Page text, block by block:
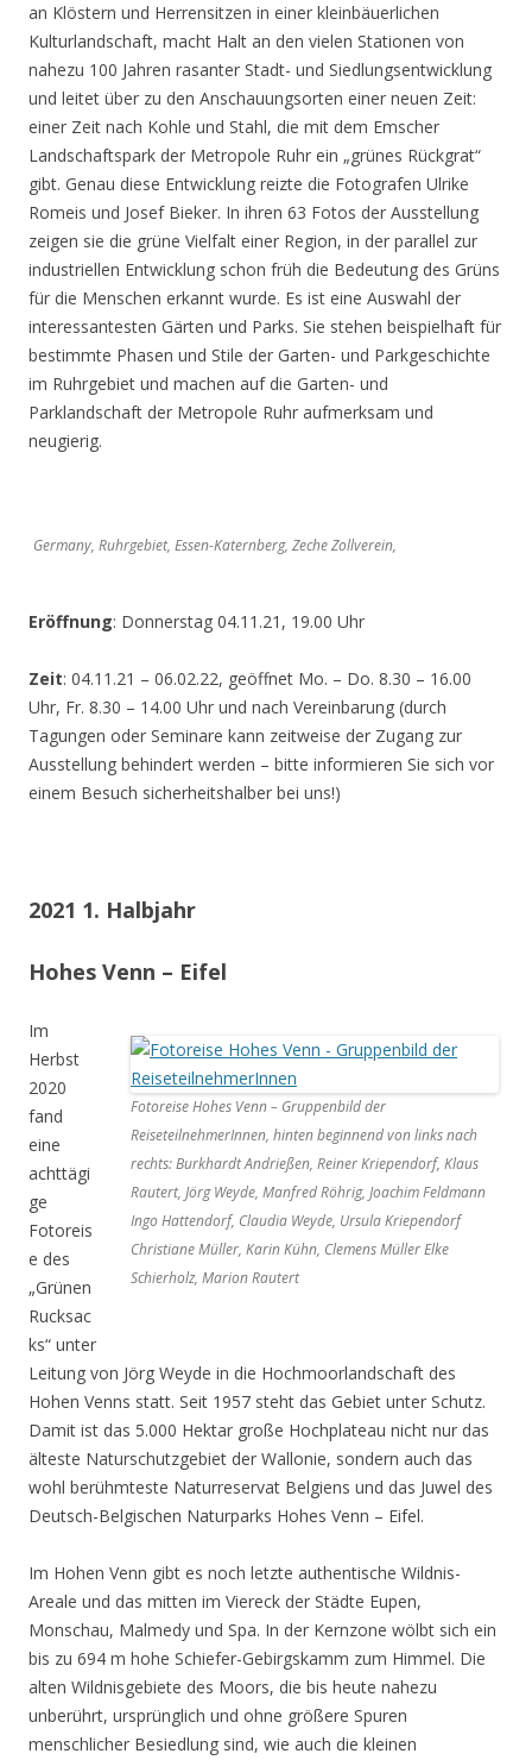
an Klöstern und Herrensitzen in einer kleinbäuerlichen
Kulturlandschaft, macht Halt an den vielen Stationen von
nahezu 100 Jahren rasanter Stadt- und Siedlungsentwicklung
und leitet über zu den Anschauungsorten einer neuen Zeit:
einer Zeit nach Kohle und Stahl, die mit dem Emscher
Landschaftspark der Metropole Ruhr ein „grünes Rückgrat“
gibt. Genau diese Entwicklung reizte die Fotografen Ulrike
Romeis und Josef Bieker. In ihren 63 Fotos der Ausstellung
zeigen sie die grüne Vielfalt einer Region, in der parallel zur
industriellen Entwicklung schon früh die Bedeutung des Grüns
für die Menschen erkannt wurde. Es ist eine Auswahl der
interessantesten Gärten und Parks. Sie stehen beispielhaft für
bestimmte Phasen und Stile der Garten- und Parkgeschichte
im Ruhrgebiet und machen auf die Garten- und
Parklandschaft der Metropole Ruhr aufmerksam und
neugierig.
Germany, Ruhrgebiet, Essen-Katernberg, Zeche Zollverein,
Eröffnung: Donnerstag 04.11.21, 19.00 Uhr
Zeit: 04.11.21 – 06.02.22, geöffnet Mo. – Do. 8.30 – 16.00
Uhr, Fr. 8.30 – 14.00 Uhr und nach Vereinbarung (durch
Tagungen oder Seminare kann zeitweise der Zugang zur
Ausstellung behindert werden – bitte informieren Sie sich vor
einem Besuch sicherheitshalber bei uns!)
2021 1. Halbjahr
Hohes Venn – Eifel
Fotoreise Hohes Venn – Gruppenbild der
ReiseteilnehmerInnen, hinten beginnend von links nach
rechts: Burkhardt Andrießen, Reiner Kriependorf, Klaus
Rautert, Jörg Weyde, Manfred Röhrig, Joachim Feldmann
Ingo Hattendorf, Claudia Weyde, Ursula Kriependorf
Christiane Müller, Karin Kühn, Clemens Müller Elke
Schierholz, Marion Rautert
Im
Herbst
2020
fand
eine
achttägi
ge
Fotoreis
e des
„Grünen
Rucksac
ks“ unter
Leitung von Jörg Weyde in die Hochmoorlandschaft des
Hohen Venns statt. Seit 1957 steht das Gebiet unter Schutz.
Damit ist das 5.000 Hektar große Hochplateau nicht nur das
älteste Naturschutzgebiet der Wallonie, sondern auch das
wohl berühmteste Naturreservat Belgiens und das Juwel des
Deutsch-Belgischen Naturparks Hohes Venn – Eifel.
Im Hohen Venn gibt es noch letzte authentische Wildnis-
Areale und das mitten im Viereck der Städte Eupen,
Monschau, Malmedy und Spa. In der Kernzone wölbt sich ein
bis zu 694 m hohe Schiefer-Gebirgskamm zum Himmel. Die
alten Wildnisgebiete des Moors, die bis heute nahezu
unberührt, ursprünglich und ohne größere Spuren
menschlicher Besiedlung sind, wie auch die kleinen